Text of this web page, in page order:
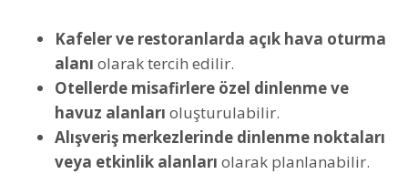
Kafeler ve restoranlarda açık hava oturma
alanı olarak tercih edilir.
Otellerde misafirlere özel dinlenme ve
havuz alanları oluşturulabilir.
Alışveriş merkezlerinde dinlenme noktaları
veya etkinlik alanları olarak planlanabilir.